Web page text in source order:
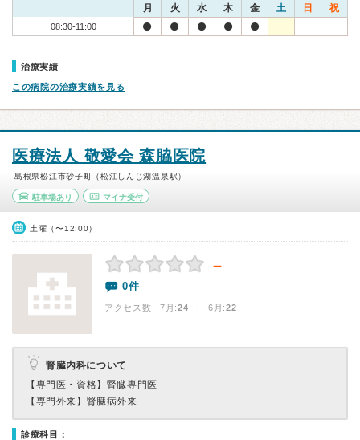
月 火 水 木 金 土 日 祝
08:30-11:00
治療実績
この病院の治療実績を見る
医療法人 敬愛会 森脇医院
島根県松江市砂子町（松江しんじ湖温泉駅）
駐車場あり マイナ受付
土曜（〜12:00）
－
0件
アクセス数 7月:24 | 6月:22
腎臓内科について
【専門医・資格】 腎臓専門医
【専門外来】 腎臓病外来
診療科目：